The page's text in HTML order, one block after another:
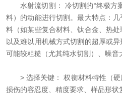
水射流切割： 冷切割的“终极方
料）的动能进行切割。最大特点：
料（如某些复合材料、钛合金、热处
以及难以用机械方式切割的超厚或
可能较粗糙（尤其纯水切割）、噪音
> 选择关键： 权衡材料特性（
损伤的容忍度、精度要求、样品形状